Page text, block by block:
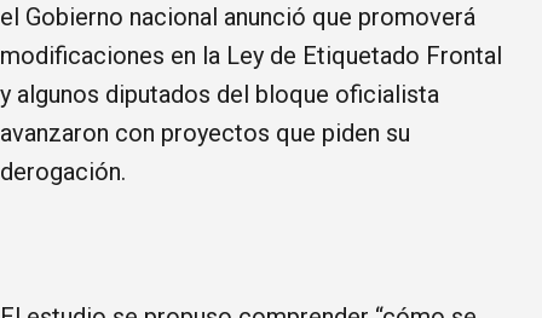
el Gobierno nacional anunció que promoverá
modificaciones en la Ley de Etiquetado Frontal
y algunos diputados del bloque oficialista
avanzaron con proyectos que piden su
derogación.